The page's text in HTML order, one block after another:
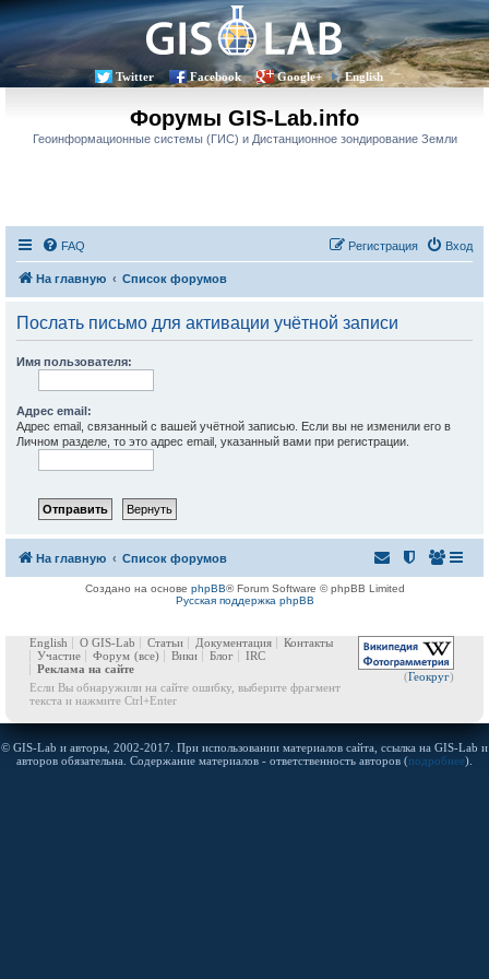
Twitter Facebook Google+ English
Форумы GIS-Lab.info
Геоинформационные системы (ГИС) и Дистанционное зондирование Земли
FAQ Вход
Регистрация
На главную Список форумов
Послать письмо для активации учётной записи
Имя пользователя:
Адрес email:
Адрес email, связанный с вашей учётной записью. Если вы не изменили его в
Личном разделе, то это адрес email, указанный вами при регистрации.
На главную Список форумов
Создано на основе phpBB® Forum Software © phpBB Limited
Русская поддержка phpBB
(Геокруг)
English О GIS-Lab Статьи Документация
Контакты
Участие
Форум (все) Вики Блог
IRC
Реклама на сайте
Если Вы обнаружили на сайте ошибку, выберите фрагмент
текста и нажмите Ctrl+Enter
© GIS-Lab и авторы, 2002-2017. При использовании материалов сайта, ссылка на GIS-Lab и
авторов обязательна. Содержание материалов - ответственность авторов (подробнее).